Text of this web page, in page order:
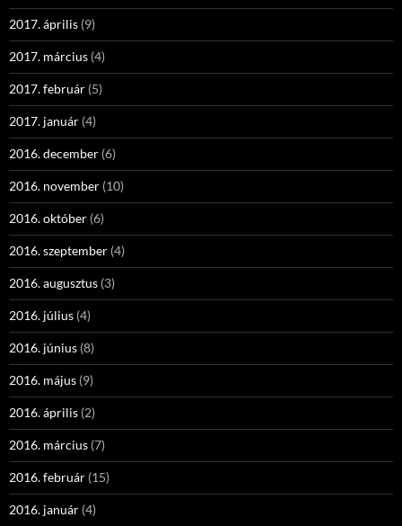
2017. április (9)
2017. március (4)
2017. február (5)
2017. január (4)
2016. december (6)
2016. november (10)
2016. október (6)
2016. szeptember (4)
2016. augusztus (3)
2016. július (4)
2016. június (8)
2016. május (9)
2016. április (2)
2016. március (7)
2016. február (15)
2016. január (4)